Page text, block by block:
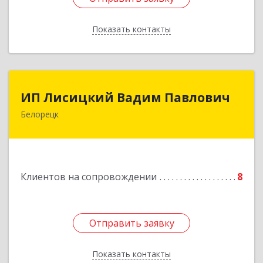
Показать контакты
Назад
ИП Лисицкий Вадим Павлович
Белорецк
Клиентов на сопровождении 8
Отправить заявку
Показать контакты
ИП Лисицкий Вадим Павлович
453501, Башкортостан Респ, Белорецк г,
Отправить заявку
Назад